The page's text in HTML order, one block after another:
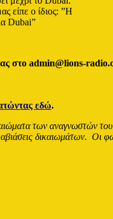
είπε ο ίδιος: ”Η
Dubai”
admin@lions-
εδώ.
των αναγνωστών
δικαιωμάτων.